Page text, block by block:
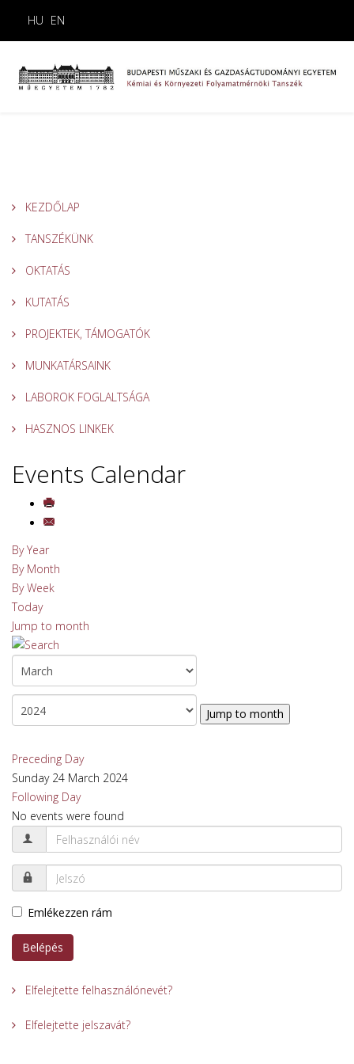
HU EN
KEZDŐLAP
TANSZÉKÜNK
OKTATÁS
KUTATÁS
PROJEKTEK, TÁMOGATÓK
MUNKATÁRSAINK
LABOROK FOGLALTSÁGA
HASZNOS LINKEK
Events Calendar
By Year
By Month
By Week
Today
Jump to month
Jump to month
Preceding Day
Sunday 24 March 2024
Following Day
No events were found
Emlékezzen rám
Belépés
Elfelejtette felhasználónevét?
Elfelejtette jelszavát?